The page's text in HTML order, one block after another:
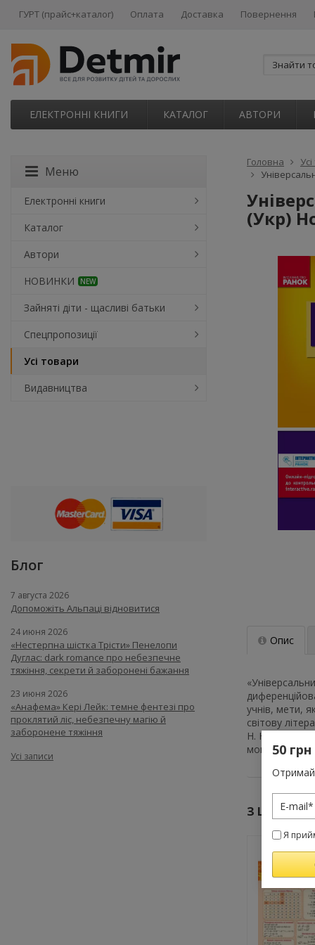
ГУРТ (прайс+каталог) Оплата Доставка Повернення
ЕЛЕКТРОННІ КНИГИ КАТАЛОГ АВТОРИ
Головна
(Укр)
Опис
учнів, мети,
світову
Н. Ніколенко,
мовою
З ЦИМ
Меню
Електронні книги
Каталог
Автори
НОВИНКИ
NEW
Зайняті діти - щасливі батьки
Спецпропозиції
Усі товари
Видавництва
Блог
7 августа 2026
Допоможіть Альпаці відновитися
24 июня 2026
«Нестерпна шістка Трісти» Пенелопи
Дуглас: dark romance про небезпечне
тяжіння, секрети й заборонені бажання
23 июня 2026
«Анафема» Кері Лейк: темне фентезі про
проклятий ліс, небезпечну магію й
заборонене тяжіння
Усі записи 50
Отримай
Я